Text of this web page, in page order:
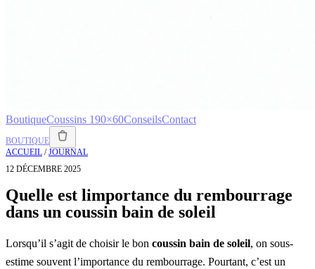
BoutiqueCoussins 190×60ConseilsContact
BOUTIQUE
ACCUEIL /JOURNAL
12 DÉCEMBRE 2025
Quelle est limportance du rembourrage
dans un coussin bain de soleil
Lorsqu’il s’agit de choisir le bon coussin bain de soleil, on sous-
estime souvent l’importance du rembourrage. Pourtant, c’est un